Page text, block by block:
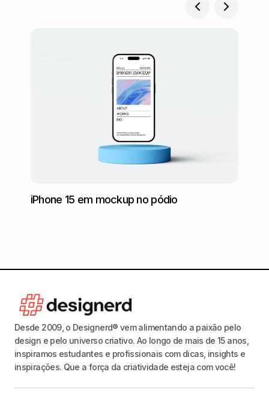
iPhone 15 em mockup no pódio
Desde 2009, o Designerd® vem alimentando a paixão pelo
design e pelo universo criativo. Ao longo de mais de 15 anos,
inspiramos estudantes e profissionais com dicas, insights e
inspirações. Que a força da criatividade esteja com você!